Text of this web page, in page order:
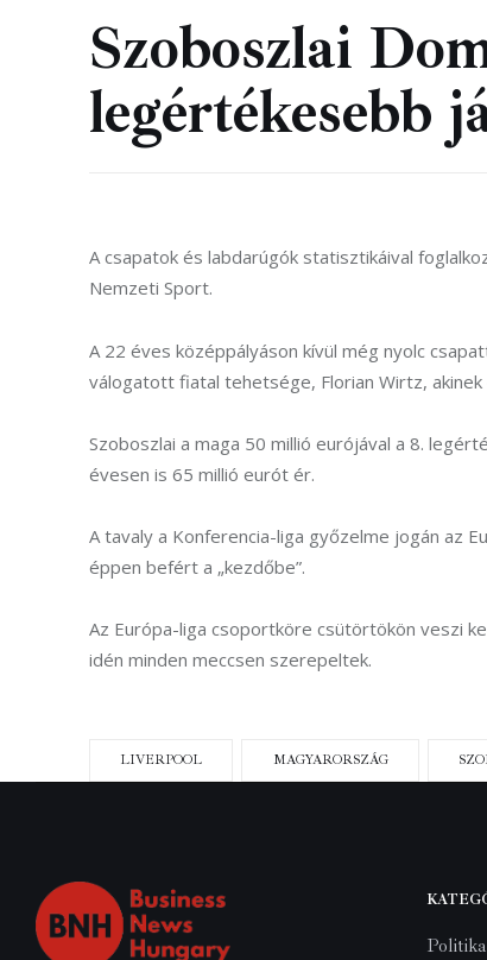
Szoboszlai
legértékesebb
A csapatok és labdarúgók statisztikáival
Nemzeti Sport.
A 22 éves középpályáson kívül még nyolc
válogatott fiatal tehetsége, Florian Wirtz,
Szoboszlai a maga 50 millió eurójával a 8.
évesen is 65 millió eurót ér.
A tavaly a Konferencia-liga győzelme jogán az
éppen befért a „kezdőbe”.
Az Európa-liga csoportköre csütörtökön veszi
idén minden meccsen szerepeltek.
LIVERPOOL MAGYARORSZÁG
Politika